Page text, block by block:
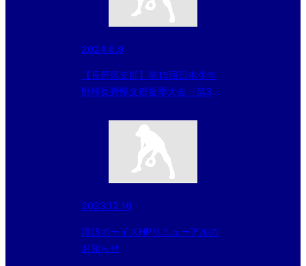
2024.6.9
【長野県支部】第15回日本少年
野球長野県支部夏季大会（第3回
野球 東北選抜大会 及び 同 北海
道大会 長野県支部予選） 組合
2023.12.16
諏訪ボーイズHPリニューアルの
お知らせ